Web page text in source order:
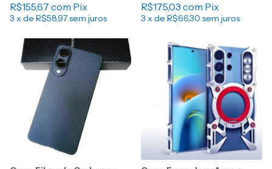
R$155,67 com Pix
3 x de R$58,97sem juros
R$175,03 com Pix
3 x de R$66,30 sem juros